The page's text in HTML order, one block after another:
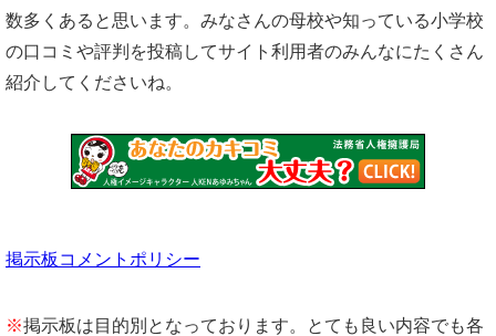
数多くあると思います。みなさんの母校や知っている小学校
の口コミや評判を投稿してサイト利用者のみんなにたくさん
紹介してくださいね。
掲示板コメントポリシー
※掲示板は目的別となっております。とても良い内容でも各